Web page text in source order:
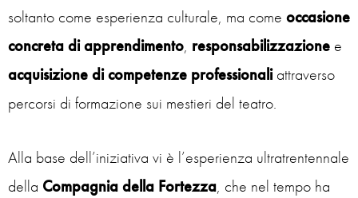
soltanto come esperienza culturale, ma come occasione
concreta di apprendimento, responsabilizzazione e
acquisizionedicompetenze professionaliattraverso
percorsi di formazione sui mestieri del teatro.
Alla base dell’iniziativa vi è l’esperienza ultratrentennale
della Compagnia della Fortezza, che nel tempo ha